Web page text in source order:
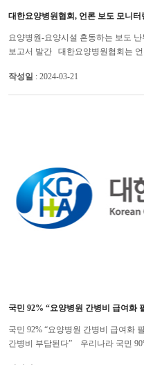
대한요양병원협회, 언론 보도 모니터
요양병원-요양시설 혼동하는 보도
보고서 발간 대한요양병원협회는
작성일 : 2024-03-21
국민 92% “요양병원 간병비 급여화
국민 92% “요양병원 간병비 급여화
간병비 부담된다” 우리나라 국민